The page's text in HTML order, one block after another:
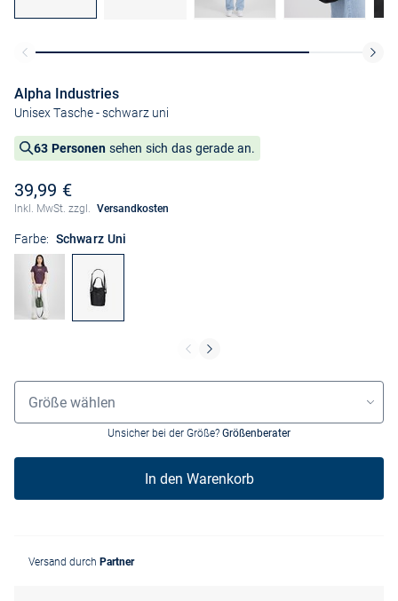
Alpha Industries
Unisex Tasche- schwarz uni
63 Personen sehen sich das gerade an.
39,99 €
Inkl. MwSt. zzgl. Versandkosten
Farbe: Schwarz Uni
Grössenauswahl
Größe wählen
Unsicher bei der Größe? Größenberater
In den Warenkorb
Versand durch Partner